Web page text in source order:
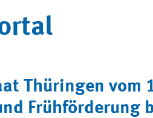
Thüringen vom
Frühförderung